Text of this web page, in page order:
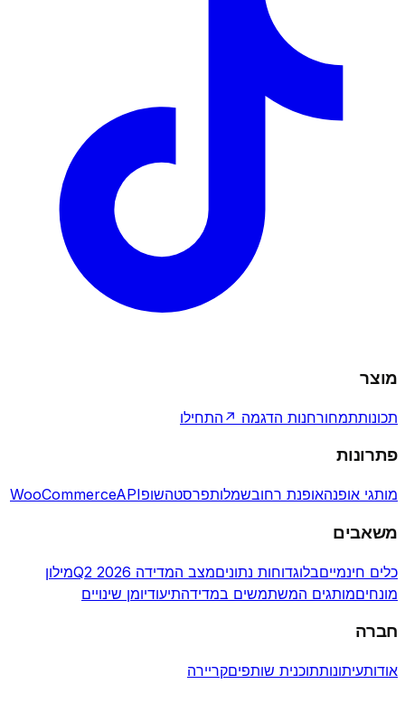
מוצר
תכונותתמחורחנות הדגמה ↗ התחילו
פתרונות
מותגי אופנהאופנת רחובשמלותפרסטהשופ WooCommerceAPI
משאבים
כלים חינמייםבלוגדוחות נתוניםמצב המדידה Q2 2026
מילון
מונחיםמותגים המשתמשים במדידהתיעודיומן שינויים
חברה
אודותעיתונותתוכנית שותפיםקריירה